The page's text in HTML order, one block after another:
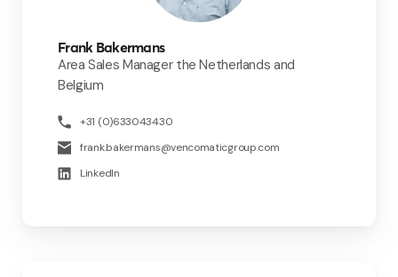
Frank Bakermans
Area Sales Manager the Netherlands and
Belgium
+31 (0)633043430
frank.bakermans@vencomaticgroup.com
LinkedIn